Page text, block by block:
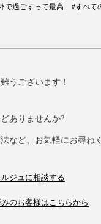
で過ごすって最高 #すべて
うございます！
ありませんか?
など、お気軽にお尋ね
ジュに相談する
みのお客様はこちらから